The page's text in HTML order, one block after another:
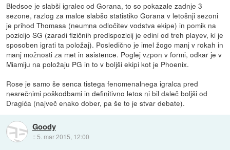
Bledsoe je slabši igralec od Gorana, to so pokazale zadnje 3
sezone, razlog za malce slabšo statistiko Gorana v letošnji sezoni
je prihod Thomasa (neumna odločitev vodstva ekipe) in pomik na
pozicijo SG (zaradi fizičnih predispozicij je edini od treh playev, ki je
sposoben igrati ta položaj). Posledično je imel žogo manj v rokah in
manj možnosti za met in asistence. Poglej vzpon v formi, odkar je v
Miamiju na položaju PG in to v boljši ekipi kot je Phoenix.
Rose je samo še senca tistega fenomenalnega igralca pred
nesrečnimi poškodbami in definitivno letos ni bil daleč boljši od
Dragića (največ enako dober, pa še to je stvar debate).
Goody
:: 5. mar 2015, 12:00